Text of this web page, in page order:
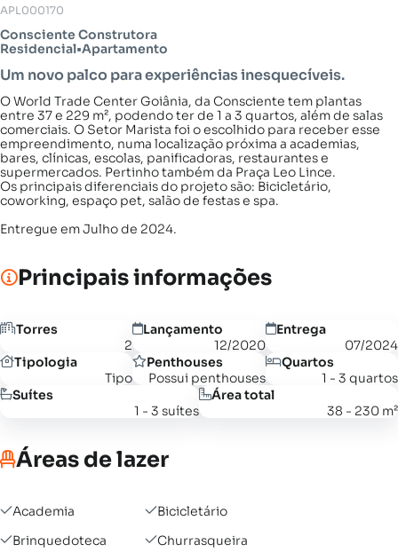
APL000170
Consciente Construtora
Residencial•Apartamento
Um novo palco para experiências inesquecíveis.
O World Trade Center Goiânia, da Consciente tem plantas
entre 37 e 229 m², podendo ter de 1 a 3 quartos, além de salas
comerciais. O Setor Marista foi o escolhido para receber esse
empreendimento, numa localização próxima a academias,
bares, clínicas, escolas, panificadoras, restaurantes e
supermercados. Pertinho também da Praça Leo Lince.
Os principais diferenciais do projeto são: Bicicletário,
coworking, espaço pet, salão de festas e spa.
Entregue em Julho de 2024.
Principais informações
Torres
2
Lançamento
12/2020
Entrega
07/2024
Tipologia
Tipo
Penthouses
Possui penthouses
Quartos
1 - 3 quartos
Suítes
1 - 3 suítes
Área total
38 - 230 m²
Áreas de lazer
Academia
Bicicletário
Brinquedoteca
Churrasqueira